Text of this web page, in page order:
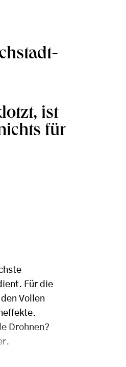
ist
für
Für die
Vollen
Drohnen?